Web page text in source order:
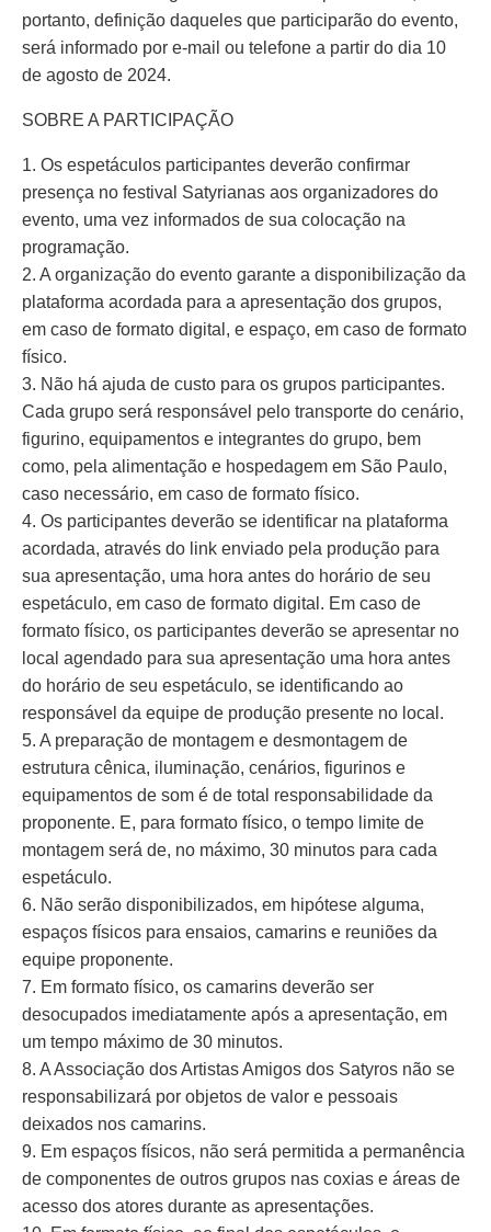
portanto, definição daqueles que participarão do evento,
será informado por e-mail ou telefone a partir do dia 10
de agosto de 2024.
SOBRE A PARTICIPAÇÃO
1. Os espetáculos participantes deverão confirmar
presença no festival Satyrianas aos organizadores do
evento, uma vez informados de sua colocação na
programação.
2. A organização do evento garante a disponibilização da
plataforma acordada para a apresentação dos grupos,
em caso de formato digital, e espaço, em caso de formato
físico.
3. Não há ajuda de custo para os grupos participantes.
Cada grupo será responsável pelo transporte do cenário,
figurino, equipamentos e integrantes do grupo, bem
como, pela alimentação e hospedagem em São Paulo,
caso necessário, em caso de formato físico.
4. Os participantes deverão se identificar na plataforma
acordada, através do link enviado pela produção para
sua apresentação, uma hora antes do horário de seu
espetáculo, em caso de formato digital. Em caso de
formato físico, os participantes deverão se apresentar no
local agendado para sua apresentação uma hora antes
do horário de seu espetáculo, se identificando ao
responsável da equipe de produção presente no local.
5. A preparação de montagem e desmontagem de
estrutura cênica, iluminação, cenários, figurinos e
equipamentos de som é de total responsabilidade da
proponente. E, para formato físico, o tempo limite de
montagem será de, no máximo, 30 minutos para cada
espetáculo.
6. Não serão disponibilizados, em hipótese alguma,
espaços físicos para ensaios, camarins e reuniões da
equipe proponente.
7. Em formato físico, os camarins deverão ser
desocupados imediatamente após a apresentação, em
um tempo máximo de 30 minutos.
8. A Associação dos Artistas Amigos dos Satyros não se
responsabilizará por objetos de valor e pessoais
deixados nos camarins.
9. Em espaços físicos, não será permitida a permanência
de componentes de outros grupos nas coxias e áreas de
acesso dos atores durante as apresentações.